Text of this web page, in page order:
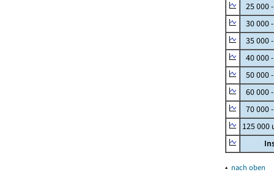
25 000
30 000
35 000
40 000
50 000
60 000
70 000
125
▴ nach oben